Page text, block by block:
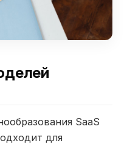
SaaS
для